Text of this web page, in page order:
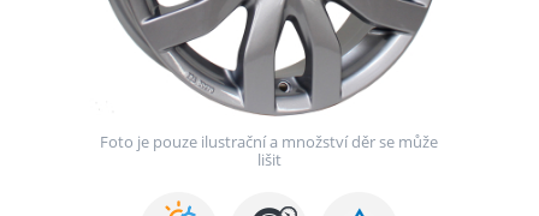
Foto je pouze ilustrační a množství děr se může
lišit